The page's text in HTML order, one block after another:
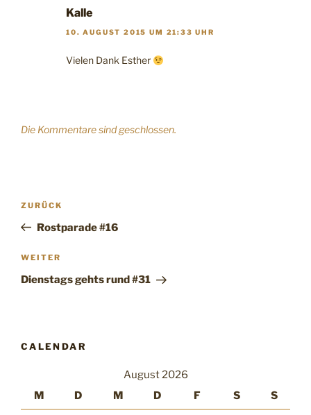
Kalle
10. AUGUST 2015 UM 21:33 UHR
Vielen Dank Esther
Die Kommentare sind geschlossen.
Beitragsnavigation
Vorheriger
Beitrag
ZURÜCK
Rostparade #16
Nächster
Beitrag
WEITER
Dienstags gehts rund #31
CALENDAR
August 2026
M
D M D F S S